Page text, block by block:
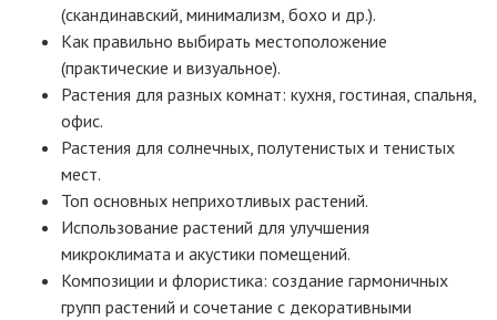
(скандинавский, минимализм, бохо и др.).
Как правильно выбирать местоположение
(практические и визуальное).
Растения для разных комнат: кухня, гостиная, спальня,
офис.
Растения для солнечных, полутенистых и тенистых
мест.
Топ основных неприхотливых растений.
Использование растений для улучшения
микроклимата и акустики помещений.
Композиции и флористика: создание гармоничных
групп растений и сочетание с декоративными